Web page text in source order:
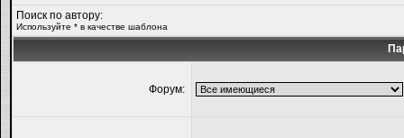
Поиск по автору:
Используйте * в качестве шаблона
Форум: